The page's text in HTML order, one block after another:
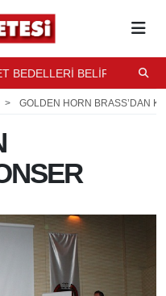
BEDELLERİ BELİRLENDİ
GOLDEN HORN BRASS’DAN